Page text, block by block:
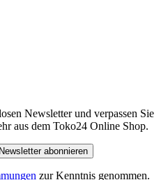
Newsletter und verpassen Sie
aus dem Toko24 Online Shop.
Newsletter abonnieren
zur Kenntnis genommen.